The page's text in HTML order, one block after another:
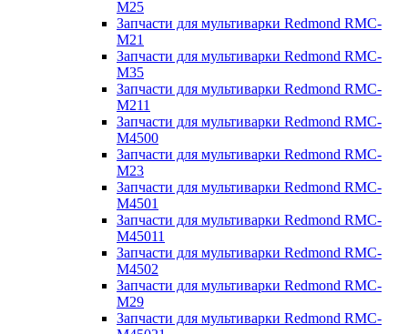
M25
Запчасти для мультиварки Redmond RMC-
M21
Запчасти для мультиварки Redmond RMC-
M35
Запчасти для мультиварки Redmond RMC-
M211
Запчасти для мультиварки Redmond RMC-
M4500
Запчасти для мультиварки Redmond RMC-
M23
Запчасти для мультиварки Redmond RMC-
M4501
Запчасти для мультиварки Redmond RMC-
M45011
Запчасти для мультиварки Redmond RMC-
M4502
Запчасти для мультиварки Redmond RMC-
M29
Запчасти для мультиварки Redmond RMC-